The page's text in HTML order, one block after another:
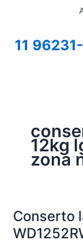
11
12kg
zona
Conserto